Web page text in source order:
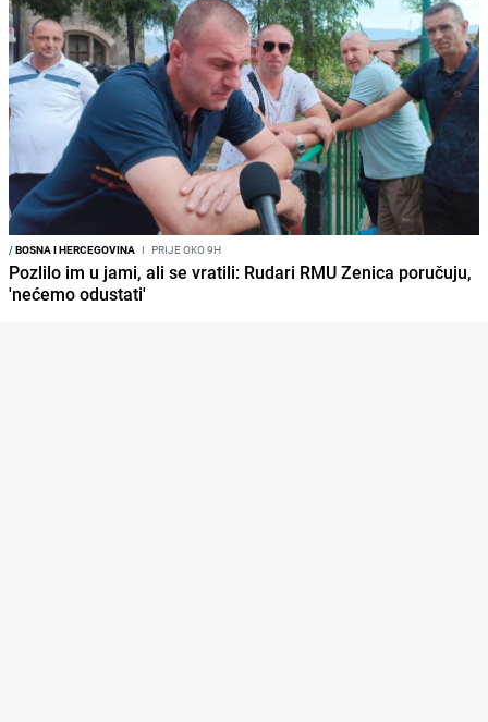
/BOSNA I HERCEGOVINA I PRIJE OKO 9H
Pozlilo im u jami, ali se vratili: Rudari RMU Zenica poručuju,
'nećemo odustati'